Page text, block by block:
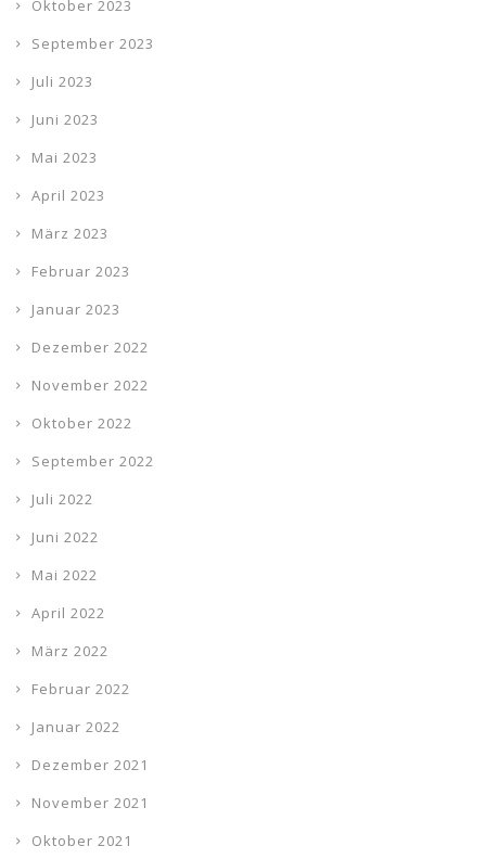
Oktober 2023
September 2023
Juli 2023
Juni 2023
Mai 2023
April 2023
März 2023
Februar 2023
Januar 2023
Dezember 2022
November 2022
Oktober 2022
September 2022
Juli 2022
Juni 2022
Mai 2022
April 2022
März 2022
Februar 2022
Januar 2022
Dezember 2021
November 2021
Oktober 2021